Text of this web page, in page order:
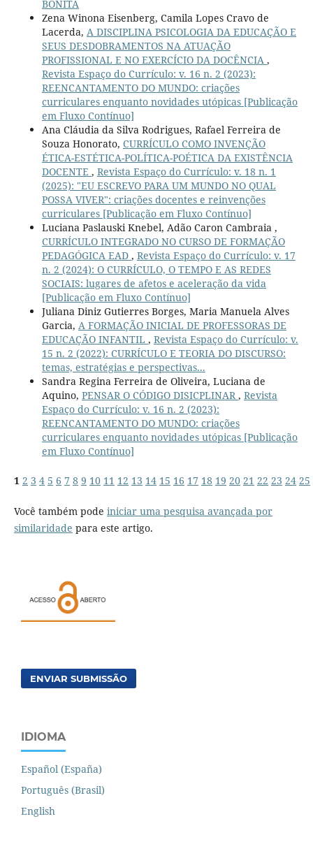
BONITA
Zena Winona Eisenberg, Camila Lopes Cravo de
Lacerda, A DISCIPLINA PSICOLOGIA DA EDUCAÇÃO E
SEUS DESDOBRAMENTOS NA ATUAÇÃO
PROFISSIONAL E NO EXERCÍCIO DA DOCÊNCIA ,
Revista Espaço do Currículo: v. 16 n. 2 (2023):
REENCANTAMENTO DO MUNDO: criações
curriculares enquanto novidades utópicas [Publicação
em Fluxo Contínuo]
Ana Cláudia da Silva Rodrigues, Rafael Ferreira de
Souza Honorato, CURRÍCULO COMO INVENÇÃO
ÉTICA-ESTÉTICA-POLÍTICA-POÉTICA DA EXISTÊNCIA
DOCENTE , Revista Espaço do Currículo: v. 18 n. 1
(2025): "EU ESCREVO PARA UM MUNDO NO QUAL
POSSA VIVER": criações docentes e reinvenções
curriculares [Publicação em Fluxo Contínuo]
Luciana Paslauski Knebel, Adão Caron Cambraia ,
CURRÍCULO INTEGRADO NO CURSO DE FORMAÇÃO
PEDAGÓGICA EAD , Revista Espaço do Currículo: v. 17
n. 2 (2024): O CURRÍCULO, O TEMPO E AS REDES
SOCIAIS: lugares de afetos e aceleração da vida
[Publicação em Fluxo Contínuo]
Juliana Diniz Gutierres Borges, Maria Manuela Alves
Garcia, A FORMAÇÃO INICIAL DE PROFESSORAS DE
EDUCAÇÃO INFANTIL , Revista Espaço do Currículo: v.
15 n. 2 (2022): CURRÍCULO E TEORIA DO DISCURSO:
temas, estratégias e perspectivas...
Sandra Regina Ferreira de Oliveira, Luciana de
Aquino, PENSAR O CÓDIGO DISICPLINAR, Revista
Espaço do Currículo: v. 16 n. 2 (2023):
REENCANTAMENTO DO MUNDO: criações
curriculares enquanto novidades utópicas [Publicação
em Fluxo Contínuo]
1 2 3 4 5 6 7 8 9 10 11 12 13 14 15 16 17 18 19 20 21 22 23 24 25
Você também pode iniciar uma pesquisa avançada por
similaridade para este artigo.
ENVIAR SUBMISSÃO
IDIOMA
Español (España)
Português (Brasil)
English